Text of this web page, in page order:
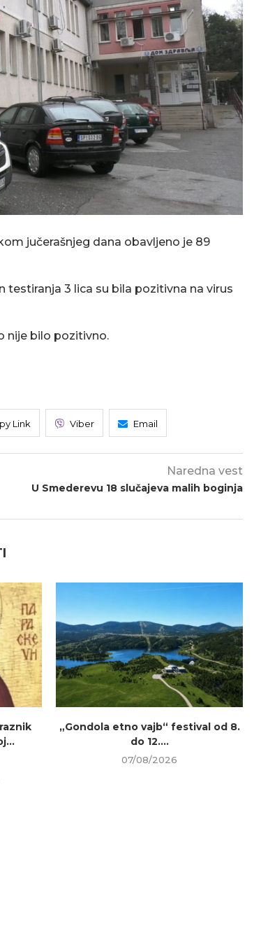
jučerašnjeg dana obavljeno je 89
3 lica su bila pozitivna na virus
nije bilo pozitivno.
Link Viber Email
Naredna vest
U Smederevu 18 slučajeva malih boginja
„Gondola etno vajb“ festival od 8.
do 12....
07/08/2026